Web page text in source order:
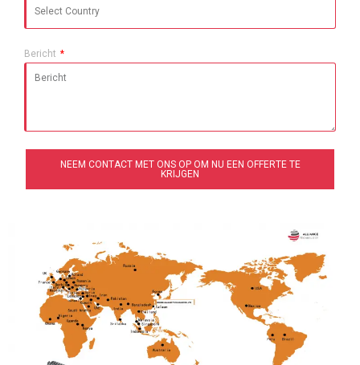
Bericht
NEEM CONTACT MET ONS OP OM NU EEN OFFERTE TE
KRIJGEN